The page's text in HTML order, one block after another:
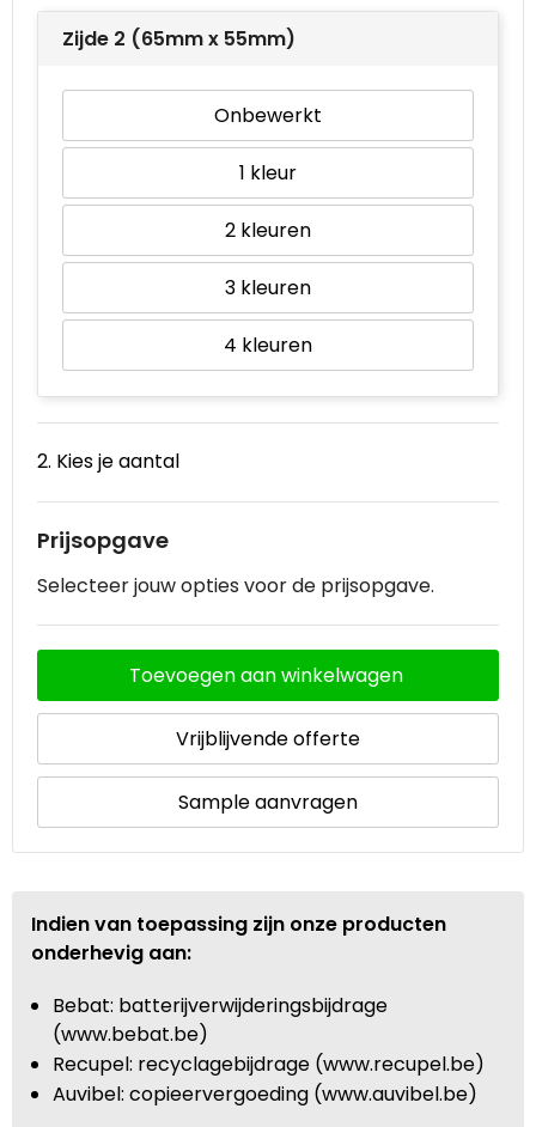
Zijde 2 (65mm x 55mm)
Onbewerkt
1
2
3
4
2. Kies je aantal
Prijsopgave
Selecteer jouw opties voor de prijsopgave.
Toevoegen aan winkelwagen
Vrijblijvende offerte
Sample aanvragen
Indien van toepassing zijn onze producten
onderhevig aan:
Bebat: batterijverwijderingsbijdrage
(www.bebat.be)
Recupel: recyclagebijdrage (www.recupel.be)
Auvibel: copieervergoeding (www.auvibel.be)